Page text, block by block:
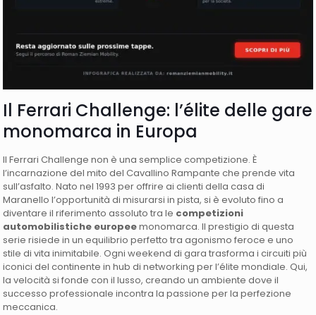
Il Ferrari Challenge: l’élite delle gare
monomarca in Europa
Il Ferrari Challenge non è una semplice competizione. È
l’incarnazione del mito del Cavallino Rampante che prende vita
sull’asfalto. Nato nel 1993 per offrire ai clienti della casa di
Maranello l’opportunità di misurarsi in pista, si è evoluto fino a
diventare il riferimento assoluto tra le competizioni
automobilistiche europeemonomarca. Il prestigio di questa
serie risiede in un equilibrio perfetto tra agonismo feroce e uno
stile di vita inimitabile. Ogni weekend di gara trasforma i circuiti più
iconici del continente in hub di networking per l’élite mondiale. Qui,
la velocità si fonde con il lusso, creando un ambiente dove il
successo professionale incontra la passione per la perfezione
meccanica.